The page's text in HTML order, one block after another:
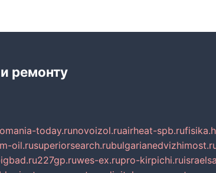
ремонту
today.runovoizol.ruairheat-spb.ru
oil.rusuperiorsearch.ru
227gp.ruwes-ex.rupro-kirpichi.ru